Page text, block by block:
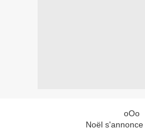
oOo
Noël s'annonce